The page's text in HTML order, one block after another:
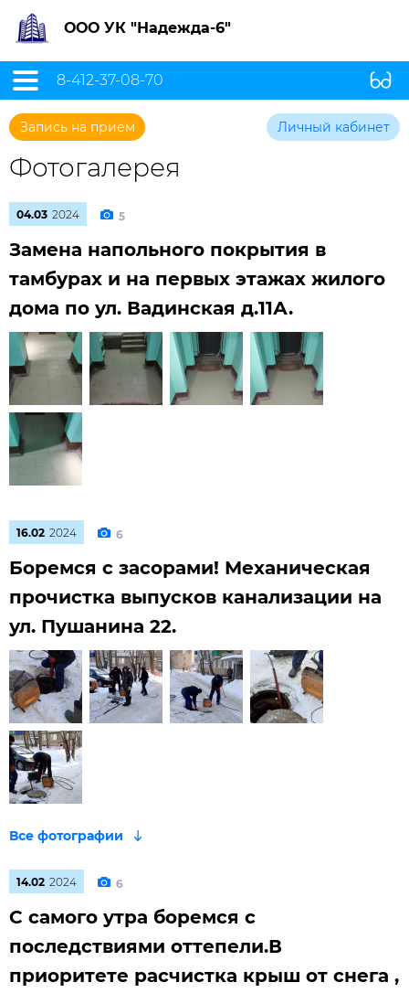
ООО УК "Надежда-6"
8-412-37-08-70
Запись на прием Личный кабинет
Фотогалерея
04.03 2024 5
Замена напольного покрытия в
тамбурах и на первых этажах жилого
дома по ул. Вадинская д.11А.
16.02 2024 6
Боремся с засорами! Механическая
прочистка выпусков канализации на
ул. Пушанина 22.
14.02 2024 6
С самого утра боремся с
последствиями оттепели.В
приоритете расчистка крыш от снега ,